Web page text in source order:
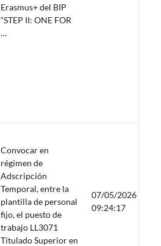
Erasmus+ del BIP
“STEP II: ONE FOR
…
Convocar en
régimen de
Adscripción
Temporal, entre la
plantilla de personal
fijo, el puesto de
trabajo LL3071
Titulado Superior en
07/05/2026
09:24:17